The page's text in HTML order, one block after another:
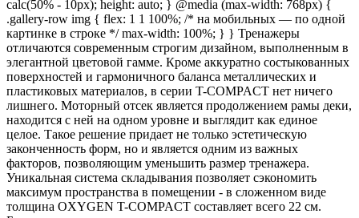
calc(50% - 10px); height: auto; } @media (max-width: 768px) {
.gallery-row img { flex: 1 1 100%; /* на мобильных — по одной
картинке в строке */ max-width: 100%; } } Тренажеры
отличаются современным строгим дизайном, выполненным в
элегантной цветовой гамме. Кроме аккуратно состыкованных
поверхностей и гармоничного баланса металлических и
пластиковых материалов, в серии T-COMPACT нет ничего
лишнего. Моторный отсек является продолжением рамы деки,
находится с ней на одном уровне и выглядит как единое
целое. Такое решение придает не только эстетическую
законченность форм, но и является одним из важных
факторов, позволяющим уменьшить размер тренажера.
Уникальная система складывания позволяет сэкономить
максимум пространства в помещении - в сложенном виде
толщина OXYGEN T-COMPACT составляет всего 22 см.